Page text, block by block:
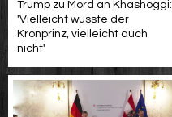
Trump zu Mord an Khashoggi:
'Vielleicht wusste der
Kronprinz, vielleicht auch
nicht'